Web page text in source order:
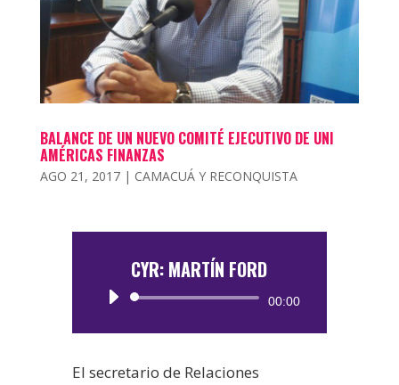
BALANCE DE UN NUEVO COMITÉ EJECUTIVO DE UNI
AMÉRICAS FINANZAS
AGO 21, 2017| CAMACUÁ Y RECONQUISTA
CYR: MARTÍN FORD
Reproductor
00:00
El secretario de Relaciones